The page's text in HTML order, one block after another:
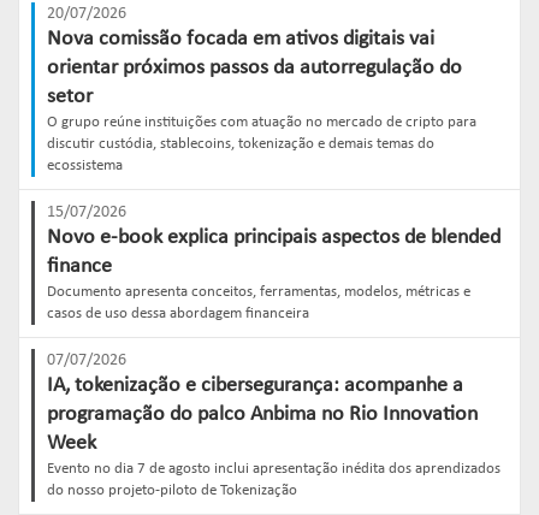
20/07/2026
Nova comissão focada em ativos digitais vai
orientar próximos passos da autorregulação do
setor
O grupo reúne instituições com atuação no mercado de cripto para
discutir custódia, stablecoins, tokenização e demais temas do
ecossistema
15/07/2026
Novo e-book explica principais aspectos de blended
finance
Documento apresenta conceitos, ferramentas, modelos, métricas e
casos de uso dessa abordagem financeira
07/07/2026
IA, tokenização e cibersegurança: acompanhe a
programação do palco Anbima no Rio Innovation
Week
Evento no dia 7 de agosto inclui apresentação inédita dos aprendizados
do nosso projeto-piloto de Tokenização